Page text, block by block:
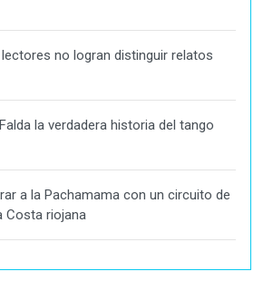
no logran distinguir relatos
la verdadera historia del tango
a la Pachamama con un circuito de
Costa riojana